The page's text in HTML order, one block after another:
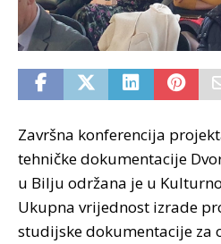
Završna konferencija
tehničke dokumentacije
u Bilju održana je u
Ukupna vrijednost izrade
studijske dokumentacije za